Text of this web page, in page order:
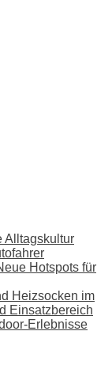
Alltagskultur
Hotspots für
Heizsocken im
Einsatzbereich
Erlebnisse